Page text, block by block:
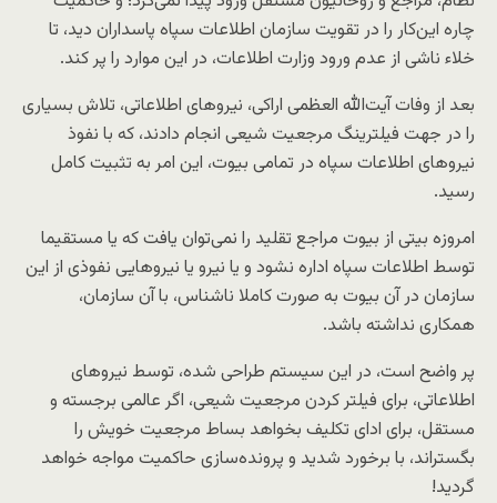
چاره این‌کار را در تقویت سازمان اطلاعات سپاه پاسداران دید، تا
خلاء ناشی از عدم ورود وزارت اطلاعات، در این موارد را پر کند.
بعد از وفات آیت‌الله العظمی اراکی، نیروهای اطلاعاتی، تلاش بسیاری
را در جهت فیلترینگ مرجعیت شیعی انجام دادند، که با نفوذ
نیروهای اطلاعات سپاه در تمامی بیوت، این امر به تثبیت کامل
رسید.
امروزه بیتی از بیوت مراجع تقلید را نمی‌توان یافت که یا مستقیما
توسط اطلاعات سپاه اداره نشود و یا نیرو یا نیروهایی نفوذی از این
سازمان در آن بیوت به صورت کاملا ناشناس، با آن سازمان،
همکاری نداشته باشد.
پر واضح است، در این سیستم طراحی شده، توسط نیروهای
اطلاعاتی، برای فیلتر کردن مرجعیت شیعی، اگر عالمی برجسته و
مستقل، برای ادای تکلیف بخواهد بساط مرجعیت خویش را
بگستراند، با برخورد شدید و پرونده‌سازی حاکمیت مواجه خواهد
گردید!